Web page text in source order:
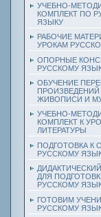
УЧЕБНО-
КОМПЛЕКТ ПО
ЯЗЫКУ
РАБОЧИЕ
УРОКАМ
ОПОРНЫЕ
РУССКОМУ
ОБУЧЕНИЕ
ПРОИЗВЕДЕНИЙ
ЖИВОПИСИ И
УЧЕБНО-
КОМПЛЕКТ К
ЛИТЕРАТУРЫ
ПОДГОТОВКА К
РУССКОМУ
ДЛЯ
РУССКОМУ
ГОТОВИМ
РУССКОМУ